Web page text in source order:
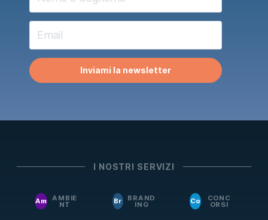
Inviami la newsletter
I NOSTRI SERVIZI
Am AMBIE
NT Br BRAND
ING Co CONC
ORSI